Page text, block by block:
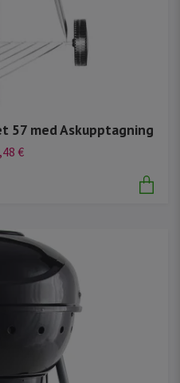
57 med Askupptagning
€